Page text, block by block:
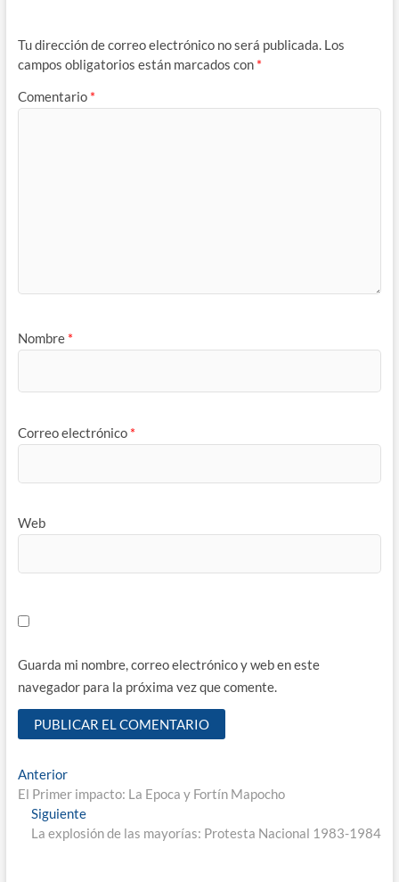
Tu dirección de correo electrónico no será publicada. Los
campos obligatorios están marcados con *
Comentario *
Nombre *
Correo electrónico *
Web
Guarda mi nombre, correo electrónico y web en este
navegador para la próxima vez que comente.
Navegación
de
entradas
AnteriorEntrada
anterior:
El Primer impacto: La Epoca y Fortín Mapocho
SiguienteEntrada
siguiente:
La explosión de las mayorías: Protesta Nacional 1983-1984